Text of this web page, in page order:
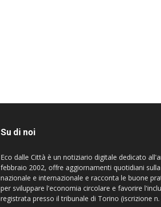
Su di noi
Eco dalle Città è un notiziario digitale dedicato
febbraio 2002, offre aggiornamenti quotidiani
nazionale e internazionale e racconta le buone
per sviluppare l'economia circolare e favorire
registrata presso il tribunale di Torino (iscrizione n.